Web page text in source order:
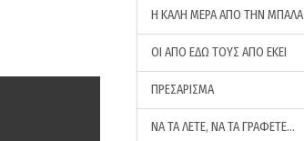
H ΚΑΛΗ ΜΕΡΑ ΑΠΟ ΤΗΝ ΜΠΑΛΑ
ΟΙ ΑΠΟ ΕΔΩ ΤΟΥΣ ΑΠΟ ΕΚΕΙ
ΠΡΕΣΑΡΙΣΜΑ
ΝΑ ΤΑ ΛΕΤΕ, ΝΑ ΤΑ ΓΡΑΦΕΤΕ…